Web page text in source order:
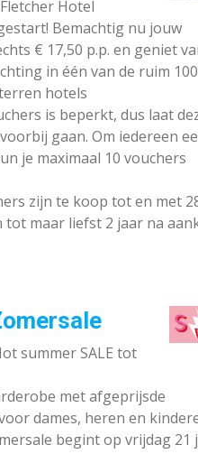
Hotel
Bemachtig nu jouw
€ 17,50 p.p. en geniet
in één van de ruim 100
hotels
is beperkt, dus laat
gaan. Om iedereen
je maximaal 10 vouchers
zijn te koop tot en met
tot maar liefst 2 jaar na
summer SALE tot
met afgeprijsde
dames, heren en
begint op vrijdag 21